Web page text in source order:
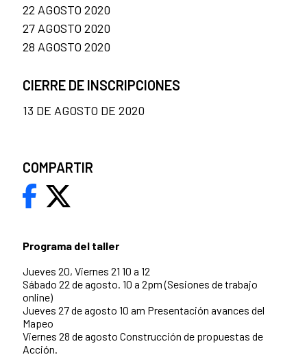
Programa del taller
Jueves 20, Viernes 21 10 a 12
Sábado 22 de agosto. 10 a 2pm (Sesiones de trabajo
online)
Jueves 27 de agosto 10 am Presentación avances del
Mapeo
Viernes 28 de agosto Construcción de propuestas de
Acción.
22 AGOSTO 2020
27 AGOSTO 2020
28 AGOSTO 2020
CIERRE DE INSCRIPCIONES
13 DE AGOSTO DE 2020
COMPARTIR